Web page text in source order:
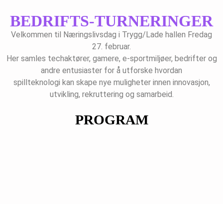
BEDRIFTS-TURNERINGER
Velkommen til Næringslivsdag i Trygg/Lade hallen Fredag
27. februar.
Her samles techaktører, gamere, e-sportmiljøer, bedrifter og
andre entusiaster for å utforske hvordan
spillteknologi kan skape nye muligheter innen innovasjon,
utvikling, rekruttering og samarbeid.
PROGRAM